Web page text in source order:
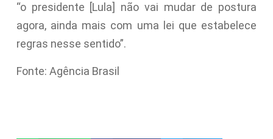
“o presidente [Lula] não vai mudar de postura
agora, ainda mais com uma lei que estabelece
regras nesse sentido”.
Fonte: Agência Brasil